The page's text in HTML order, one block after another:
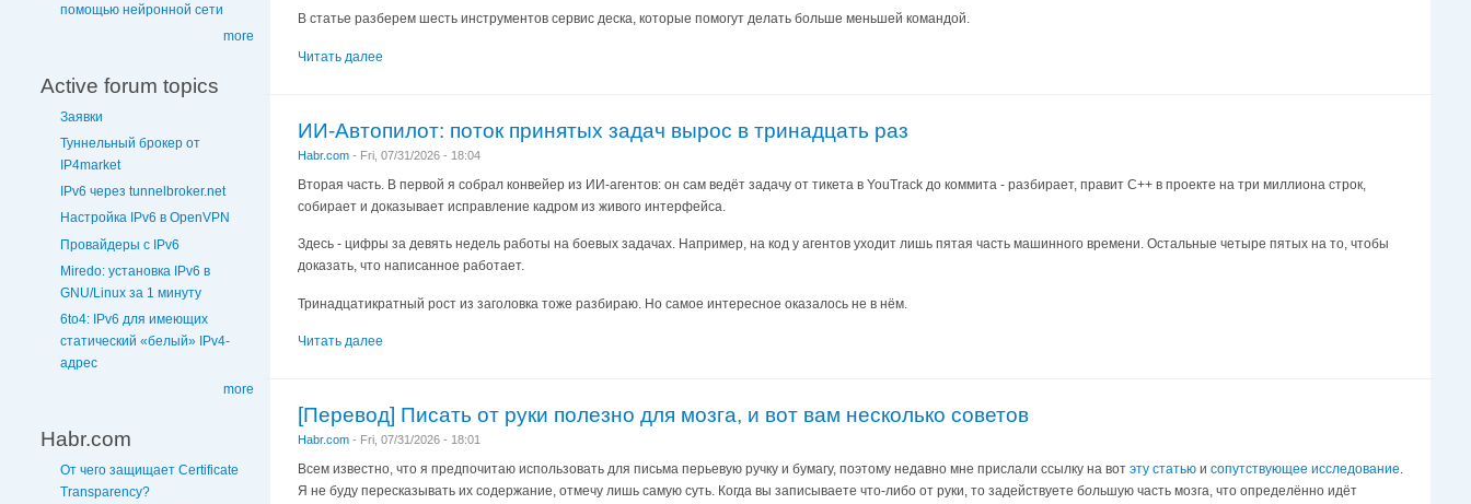
помощью нейронной сети
more
Active forum topics
Заявки
Туннельный брокер от
IP4market
IPv6 через tunnelbroker.net
Настройка IPv6 в OpenVPN
Провайдеры с IPv6
Miredo: установка IPv6 в
GNU/Linux за 1 минуту
6to4: IPv6 для имеющих
статический «белый» IPv4-
адрес
more
Habr.com
От чего защищает Certificate
Transparency?
В статье разберем шесть инструментов сервис деска, которые помогут делать больше меньшей командой.
Читать далее
ИИ-Автопилот: поток принятых задач вырос в тринадцать раз
Habr.com - Fri, 07/31/2026 - 18:04
Вторая часть. В первой я собрал конвейер из ИИ-агентов: он сам ведёт задачу от тикета в YouTrack до коммита - разбирает, правит C++ в проекте на три миллиона строк,
собирает и доказывает исправление кадром из живого интерфейса.
Здесь - цифры за девять недель работы на боевых задачах. Например, на код у агентов уходит лишь пятая часть машинного времени. Остальные четыре пятых на то, чтобы
доказать, что написанное работает.
Тринадцатикратный рост из заголовка тоже разбираю. Но самое интересное оказалось не в нём.
Читать далее
[Перевод] Писать от руки полезно для мозга, и вот вам несколько советов
Habr.com - Fri, 07/31/2026 - 18:01
Всем известно, что я предпочитаю использовать для письма перьевую ручку и бумагу, поэтому недавно мне прислали ссылку на вот эту статью и сопутствующее исследование.
Я не буду пересказывать их содержание, отмечу лишь самую суть. Когда вы записываете что‑либо от руки, то задействуете большую часть мозга, что определённо идёт